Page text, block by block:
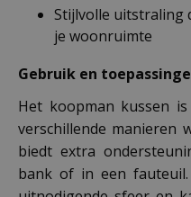
Stijlvolle uitstraling
je woonruimte
Gebruik en
Het koopman kussen
verschillende manieren
biedt extra
bank of in een